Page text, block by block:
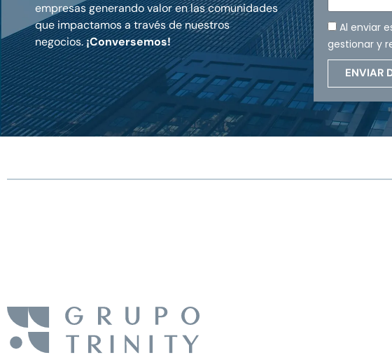
empresas generando valor en las comunidades
que impactamos a través de nuestros
negocios.¡Conversemos!
Al enviar
gestionar y
ENVIAR